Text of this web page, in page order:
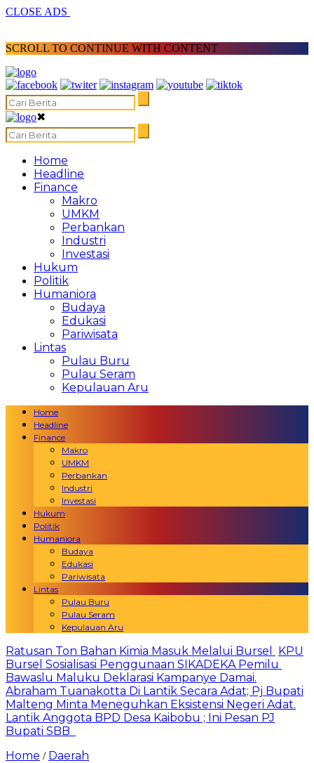
CLOSE ADS
SCROLL TO CONTINUE WITH CONTENT
✖
Home
Headline
Finance
Makro
UMKM
Perbankan
Industri
Investasi
Hukum
Politik
Humaniora
Budaya
Edukasi
Pariwisata
Lintas
Pulau Buru
Pulau Seram
Kepulauan Aru
Home
Headline
Finance
Makro
UMKM
Perbankan
Industri
Investasi
Hukum
Politik
Humaniora
Budaya
Edukasi
Pariwisata
Lintas
Pulau Buru
Pulau Seram
Kepulauan Aru
Ratusan Ton Bahan Kimia Masuk Melalui Bursel
KPU
Bursel Sosialisasi Penggunaan SIKADEKA Pemilu
Bawaslu Maluku Deklarasi Kampanye Damai.
Abraham Tuanakotta Di Lantik Secara Adat; Pj Bupati
Malteng Minta Meneguhkan Eksistensi Negeri Adat.
Lantik Anggota BPD Desa Kaibobu ; Ini Pesan PJ
Bupati SBB
Home / Daerah